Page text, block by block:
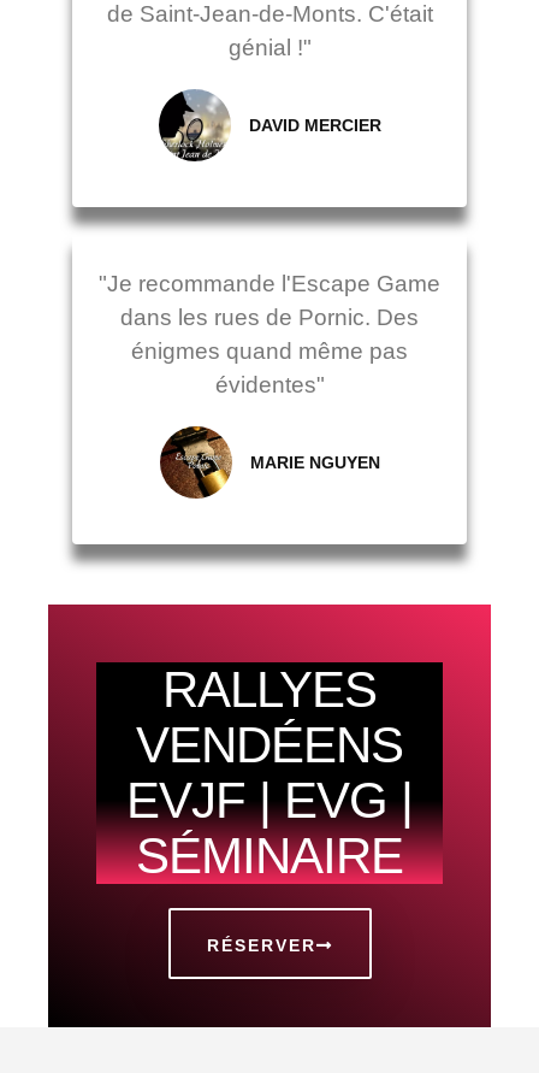
de Saint-Jean-de-Monts. C'était
génial !"
DAVID MERCIER
"Je recommande l'Escape Game
dans les rues de Pornic. Des
énigmes quand même pas
évidentes"
MARIE NGUYEN
RALLYES
VENDÉENS
EVJF | EVG |
SÉMINAIRE
RÉSERVER